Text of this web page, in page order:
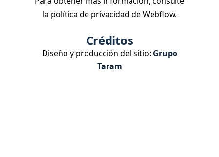
la política de privacidad de Webflow.
Créditos
Diseño y producción del sitio: Grupo
Taram